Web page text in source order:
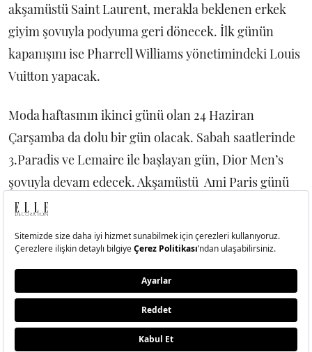
akşamüstü Saint Laurent, merakla beklenen erkek
giyim şovuyla podyuma geri dönecek. İlk günün
kapanışını ise Pharrell Williams yönetimindeki Louis
Vuitton yapacak.
Moda haftasının ikinci günü olan 24 Haziran
Çarşamba da dolu bir gün olacak. Sabah saatlerinde
3.Paradis ve Lemaire ile başlayan gün, Dior Men’s
şovuyla devam edecek. Akşamüstü Ami Paris günü
sonlandıracak.